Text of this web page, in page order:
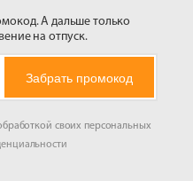
А дальше только
на отпуск.
Забрать промокод
своих персональных